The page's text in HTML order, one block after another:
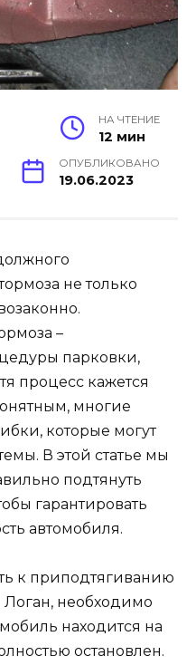
НА ЧТЕНИЕ
12 мин
ОПУБЛИКОВАНО
19.06.2023
не только
–
парковки,
процесс кажется
многие
которые могут
В этой статье мы
подтянуть
гарантировать
автомобиля.
к приподтягиванию
Логан, необходимо
находится на
остановлен.